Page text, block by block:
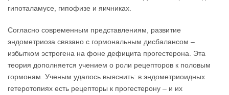
гипоталамусе, гипофизе и яичниках.
Согласно современным представлениям, развитие
эндометриоза связано с гормональным дисбалансом –
избытком эстрогена на фоне дефицита прогестерона. Эта
теория дополняется учением о роли рецепторов к половым
гормонам. Ученым удалось выяснить: в эндометриоидных
гетеротопиях есть рецепторы к прогестерону – и их